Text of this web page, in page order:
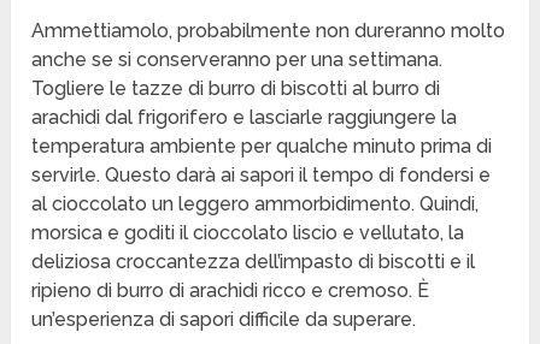
Ammettiamolo, probabilmente non dureranno molto
anche se si conserveranno per una settimana.
Togliere le tazze di burro di biscotti al burro di
arachidi dal frigorifero e lasciarle raggiungere la
temperatura ambiente per qualche minuto prima di
servirle. Questo darà ai sapori il tempo di fondersi e
al cioccolato un leggero ammorbidimento. Quindi,
morsica e goditi il cioccolato liscio e vellutato, la
deliziosa croccantezza dell’impasto di biscotti e il
ripieno di burro di arachidi ricco e cremoso. È
un’esperienza di sapori difficile da superare.